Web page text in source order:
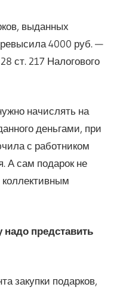
выданных
4000 руб. —
ст. 217 Налогового
начислять на
деньгами, при
с работником
А сам подарок не
представить
закупки подарков,